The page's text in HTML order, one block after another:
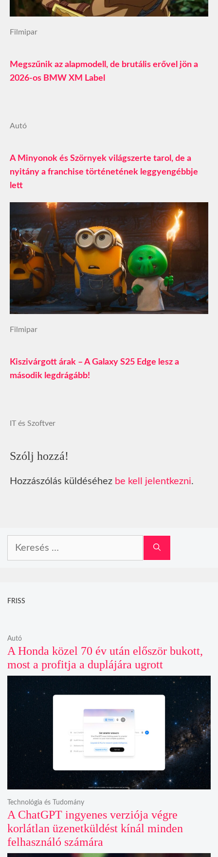
Filmipar
Megszűnik az alapmodell, de brutális erővel jön a
2026-os BMW XM Label
Autó
A Minyonok és Szörnyek világszerte tarol, de a
nyitány a franchise történetének leggyengébbje
lett
Filmipar
Kiszivárgott árak – A Galaxy S25 Edge lesz a
második legdrágább!
IT és Szoftver
Szólj hozzá!
Hozzászólás küldéséhez be kell jelentkezni.
FRISS
A Honda közel 70 év után először bukott,
most a profitja a duplájára ugrott
Autó
A ChatGPT ingyenes verziója végre
korlátlan üzenetküldést kínál minden
felhasználó számára
Technológia és Tudomány